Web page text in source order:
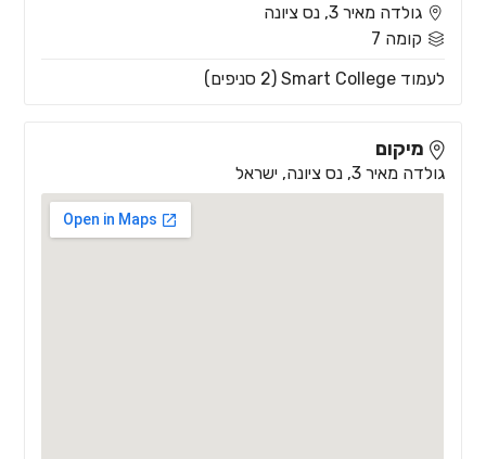
גולדה מאיר 3, נס ציונה
קומה 7
לעמוד Smart College (2 סניפים)
מיקום
גולדה מאיר 3, נס ציונה, ישראל